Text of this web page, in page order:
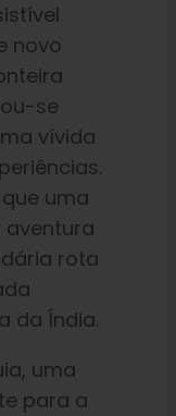
novo
se
vívida
uma
aventura
rota
da Índia.
uma
para a